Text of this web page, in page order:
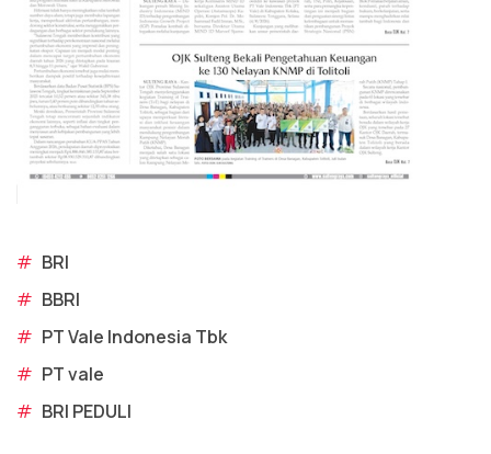
# BRI
# BBRI
# PT Vale Indonesia Tbk
# PT vale
# BRI PEDULI